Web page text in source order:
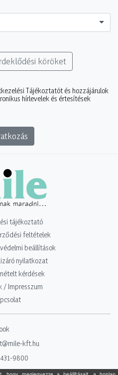
köröket
Tájékoztatót és hozzájárulok
hírlevelek és értesítések
tájékoztató
feltételek
beállítások
nyilatkozat
kérdések
/ Impresszum
kft.hu
9800